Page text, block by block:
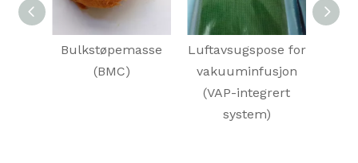
Bulkstøpemasse
(BMC)
Luftavsugspose for
vakuuminfusjon
(VAP-integrert
system)